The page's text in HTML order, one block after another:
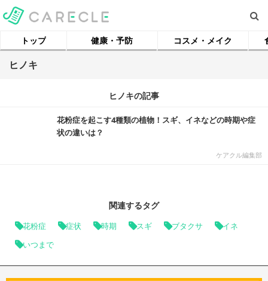
トップ 健康・予防 コスメ・メイク
ヒノキ
ヒノキの記事
花粉症を起こす4種類の植物！スギ、イネなどの時期や症
状の違いは？
ケアクル編集部
関連するタグ
花粉症 症状 時期 スギ ブタクサ イネ
いつまで